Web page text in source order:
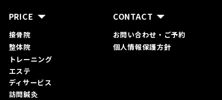
PRICE
接骨院
整体院
トレーニング
エステ
ディサービス
訪問鍼灸
CONTACT
お問い合わせ・ご予約
個人情報保護方針